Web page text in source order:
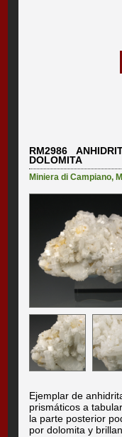
RM2986
DOLOMITA
Miniera di Campiano,
Ejemplar de
prismáticos a
la parte posterior
por dolomita y